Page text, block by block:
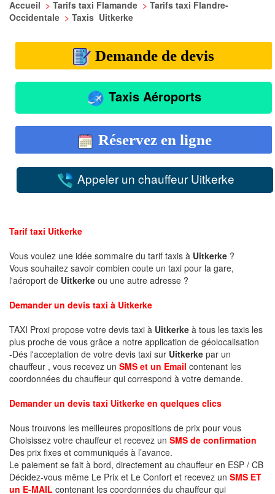
Accueil > Tarifs taxi Flamande > Tarifs taxi Flandre-
Occidentale > Taxis Uitkerke
Demande de devis
Taxis Aéroports
Réservez en ligne
Appeler un chauffeur Uitkerke
Tarif taxi Uitkerke
Vous voulez une idée sommaire du tarif taxis à Uitkerke ?
Vous souhaitez savoir combien coute un taxi pour la gare,
l'aéroport de Uitkerke ou une autre adresse ?
Demander un devis taxi à Uitkerke
TAXI Proxi propose votre devis taxi à Uitkerke à tous les taxis les
plus proche de vous grâce a notre application de géolocalisation
-Dés l'acceptation de votre devis taxi sur Uitkerke par un
chauffeur , vous recevez un SMS et un Email contenant les
coordonnées du chauffeur qui correspond à votre demande.
Demander un devis taxi Uitkerke en quelques clics
Nous trouvons les meilleures propositions de prix pour vous
Choisissez votre chauffeur et recevez un SMS de confirmation
Des prix fixes et communiqués à l’avance.
Le paiement se fait à bord, directement au chauffeur en ESP / CB
Décidez-vous même Le Prix et Le Confort et recevez un SMS ET
un E-MAIL contenant les coordonnées du chauffeur qui